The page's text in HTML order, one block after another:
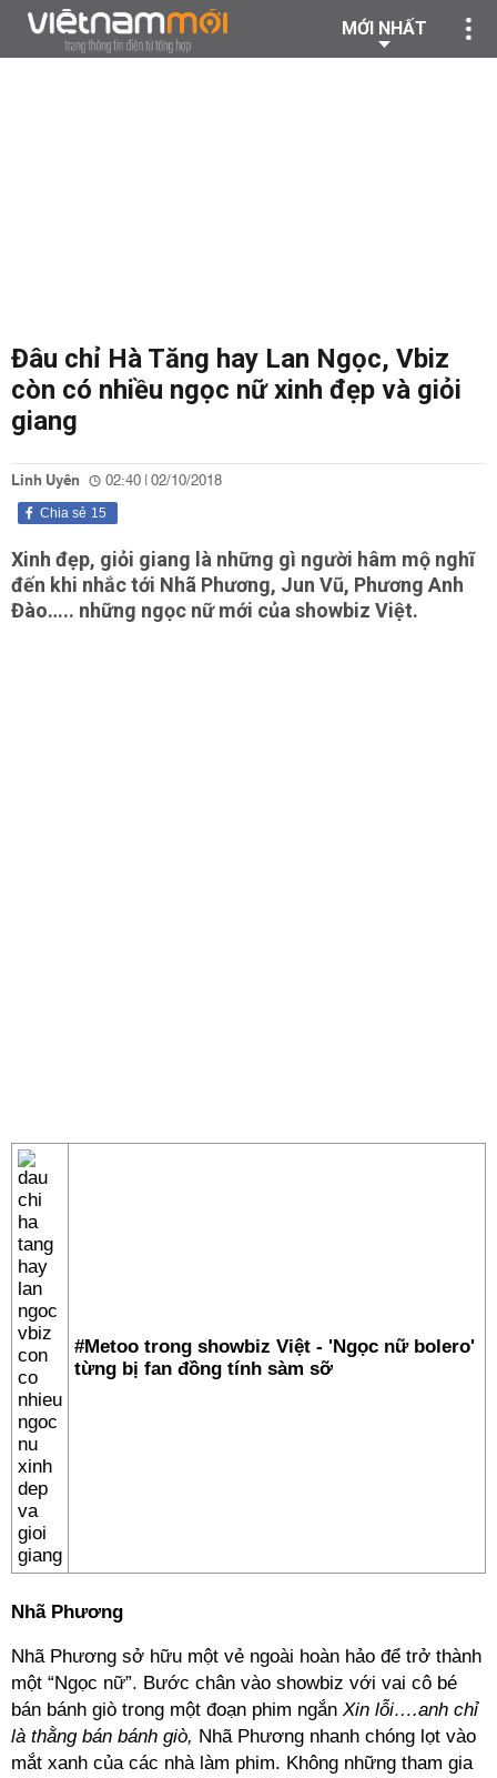
MỚI NHẤT
Đâu chỉ Hà Tăng hay Lan Ngọc, Vbiz
còn có nhiều ngọc nữ xinh đẹp và giỏi
giang
Linh Uyên 02:40 | 02/10/2018
15
Chia sẻ
Xinh đẹp, giỏi giang là những gì người hâm mộ nghĩ
đến khi nhắc tới Nhã Phương, Jun Vũ, Phương Anh
Đào….. những ngọc nữ mới của showbiz Việt.
#Metoo trong showbiz Việt - 'Ngọc nữ bolero'
từng bị fan đồng tính sàm sỡ
Nhã Phương
Nhã Phương sở hữu một vẻ ngoài hoàn hảo để trở thành
một “Ngọc nữ”. Bước chân vào showbiz với vai cô bé
bán bánh giò trong một đoạn phim ngắn Xin lỗi….anh chỉ
là thằng bán bánh giò, Nhã Phương nhanh chóng lọt vào
mắt xanh của các nhà làm phim. Không những tham gia